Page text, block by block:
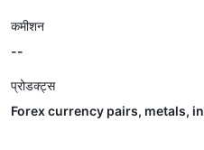
कमीशन
--
प्रोडक्ट्स
Forex currency pairs, metals,